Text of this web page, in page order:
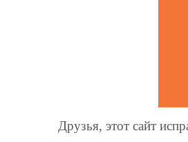
Друзья, этот сайт